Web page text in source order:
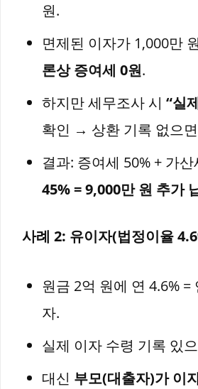
원.
면제된 이자가 1,000만
론상 증여세 0원.
하지만 세무조사 시 “실
확인 → 상환 기록 없으면
결과: 증여세 50% + 가산
45% = 9,000만 원 추가
사례 2: 유이자(법정이율
원금 2억 원에 연 4.6% =
자.
실제 이자 수령 기록 있
대신 부모(대출자)가 이